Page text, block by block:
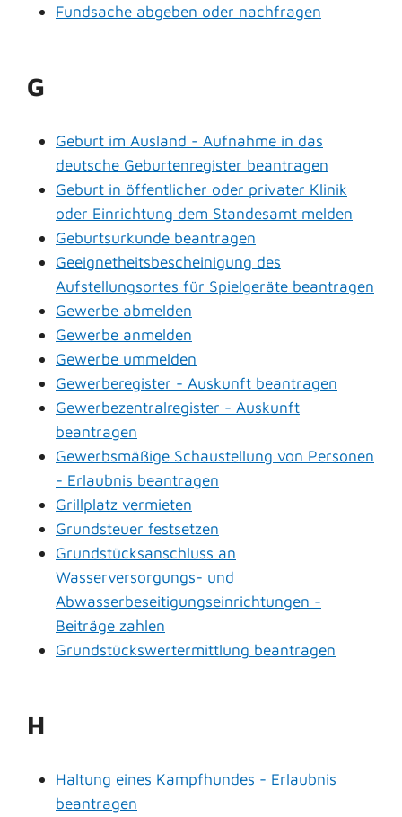
Fundsache abgeben oder nachfragen
G
Geburt im Ausland - Aufnahme in das
deutsche Geburtenregister beantragen
Geburt in öffentlicher oder privater Klinik
oder Einrichtung dem Standesamt melden
Geburtsurkunde beantragen
Geeignetheitsbescheinigung des
Aufstellungsortes für Spielgeräte beantragen
Gewerbe abmelden
Gewerbe anmelden
Gewerbe ummelden
Gewerberegister - Auskunft beantragen
Gewerbezentralregister - Auskunft
beantragen
Gewerbsmäßige Schaustellung von Personen
- Erlaubnis beantragen
Grillplatz vermieten
Grundsteuer festsetzen
Grundstücksanschluss an
Wasserversorgungs- und
Abwasserbeseitigungseinrichtungen -
Beiträge zahlen
Grundstückswertermittlung beantragen
H
Haltung eines Kampfhundes - Erlaubnis
beantragen